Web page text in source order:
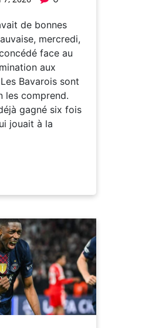
de bonnes
mercredi,
face au
aux
Bavarois sont
les comprend.
gagné six fois
jouait à la